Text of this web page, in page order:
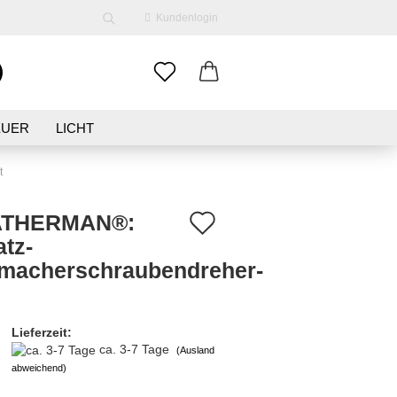
Kundenlogin
erstellen
vergessen?
LICHT
Merkzettel
Lieferzeit:
ca. 3-7 Tage
(Ausland
abweichend)